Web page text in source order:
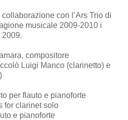
con l’Ars Trio di
musicale 2009-2010 i
2009.
compositore
Luigi Manco (clarinetto) e
per flauto e pianoforte
for clarinet solo
e pianoforte